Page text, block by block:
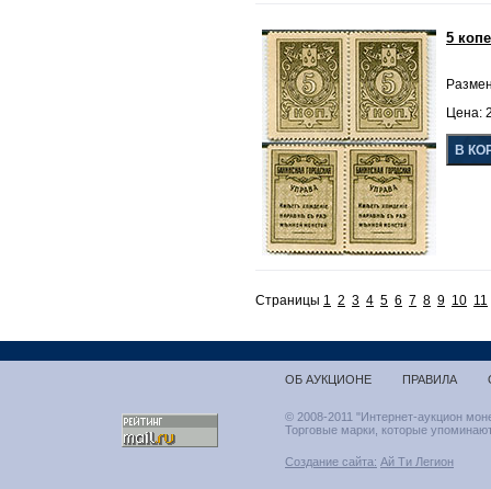
5
Цена:
Страницы 1 2 3 4 5 6 7 8 9 10 11
ОБ АУКЦИОНЕ ПРАВИЛА
© 2008-2011 "Интернет-аукцион
Торговые марки, которые
Создание сайта: Ай Ти Легион